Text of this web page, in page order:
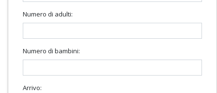
Numero di adulti:
Numero di bambini:
Arrivo: